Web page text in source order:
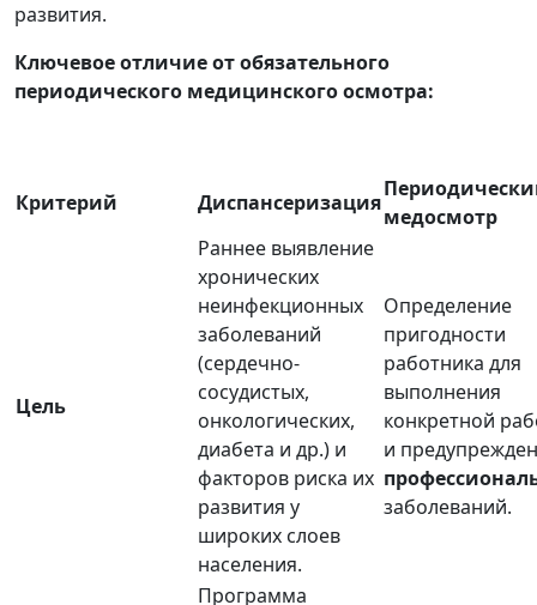
развития.
Ключевое отличие от обязательного
периодического медицинского осмотра:
Критерий Диспансеризация
медосмотр
Цель
Раннее выявление
хронических
неинфекционных
заболеваний
(сердечно-
сосудистых,
онкологических,
диабета и др.) и
факторов риска их
развития у
широких слоев
населения.
Определение
пригодности
работника для
выполнения
конкретной
и
заболеваний.
Программа